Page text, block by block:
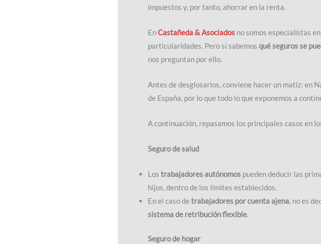
impuestos y, por tanto, ahorrar en la renta.
EnCastañeda & Asociados no somos especialistas
particularidades. Pero sí sabemos qué seguros se
nos preguntan por ello.
Antes de desglosarlos, conviene hacer un matiz: en
de España, por lo que todo lo que exponemos a
A continuación, repasamos los principales casos en
Seguro de salud
Los trabajadores autónomos pueden deducir las
hijos, dentro de los límites establecidos.
En el caso de trabajadores por cuenta ajena, no es
sistema de retribución flexible.
Seguro de hogar